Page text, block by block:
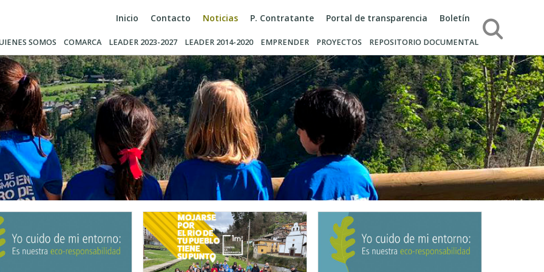
Inicio Contacto Noticias P. Contratante Portal de transparencia Boletín
SOMOS COMARCA LEADER 2023-2027 LEADER 2014-2020 EMPRENDER PROYECTOS REPOSITORIO DOCUMENTAL
Búsqueda